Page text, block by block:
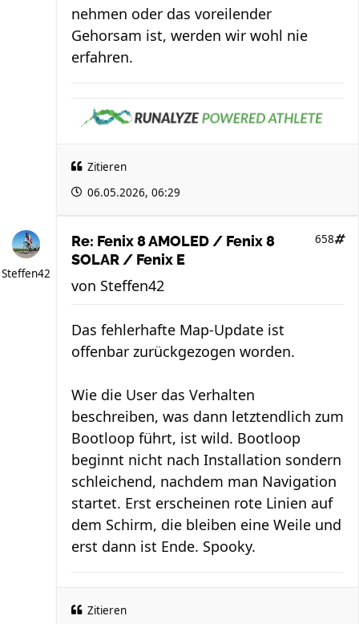
nehmen oder das voreilender
Gehorsam ist, werden wir wohl nie
erfahren.
Zitieren
06.05.2026, 06:29
Steffen42
Re: Fenix 8 AMOLED / Fenix 8
SOLAR / Fenix E
658
von Steffen42
Das fehlerhafte Map-Update ist
offenbar zurückgezogen worden.
Wie die User das Verhalten
beschreiben, was dann letztendlich zum
Bootloop führt, ist wild. Bootloop
beginnt nicht nach Installation sondern
schleichend, nachdem man Navigation
startet. Erst erscheinen rote Linien auf
dem Schirm, die bleiben eine Weile und
erst dann ist Ende. Spooky.
Zitieren